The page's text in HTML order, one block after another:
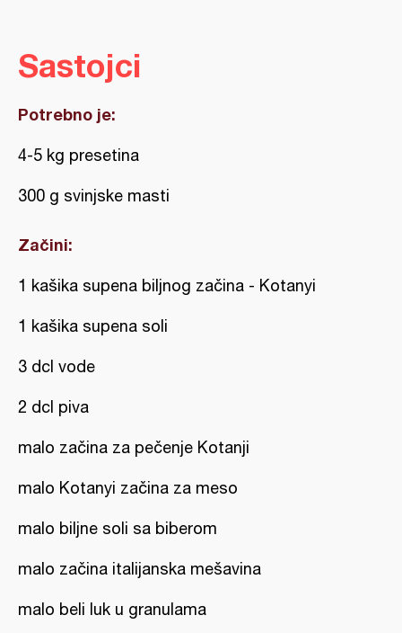
Sastojci
Potrebno je:
4-5 kg presetina
300 g svinjske masti
Začini:
1 kašika supena biljnog začina - Kotanyi
1 kašika supena soli
3 dcl vode
2 dcl piva
malo začina za pečenje Kotanji
malo Kotanyi začina za meso
malo biljne soli sa biberom
malo začina italijanska mešavina
malo beli luk u granulama